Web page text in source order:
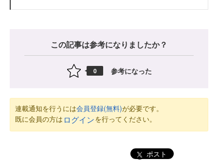
この記事は参考になりましたか？
0 参考になった
連載通知を行うには会員登録(無料)が必要です。
既に会員の方は ログインを行ってください。
ポスト